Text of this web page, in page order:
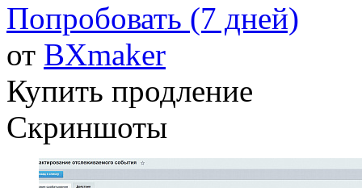
Попробовать (7 дней)
от BXmaker
Купить продление
Скриншоты